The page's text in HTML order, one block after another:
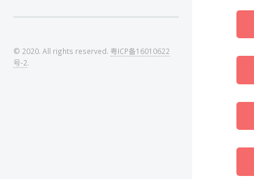
© 2020. All rights reserved. 粤ICP备16010622
号-2.